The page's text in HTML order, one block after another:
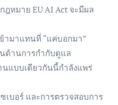
ฎหมาย EU AI Act จะมีผล
ามาแทนที่ “แค่บอกมา”
ด้านการกำกับดูแล
แบบเดียวกันนี้กำลังแพร่
บอร์ และการตรวจสอบการ